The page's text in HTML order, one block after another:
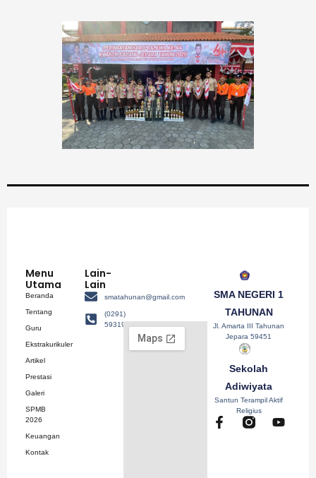
SMA NEGERI 1
TAHUNAN
Jl. Amarta III Tahunan
Jepara 59451
Sekolah
Adiwiyata
Santun Terampil Aktif
Religius
F Y
Menu
Utama
Beranda
Tentang
Guru
Ekstrakurikuler
Artikel
Prestasi
Galeri
SPMB
2026
Keuangan
Kontak
Lain-
Lain
smatahunan@gmail.com
(0291)
593193